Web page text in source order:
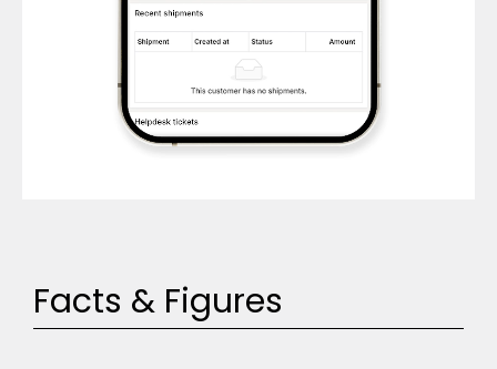
Facts & Figures